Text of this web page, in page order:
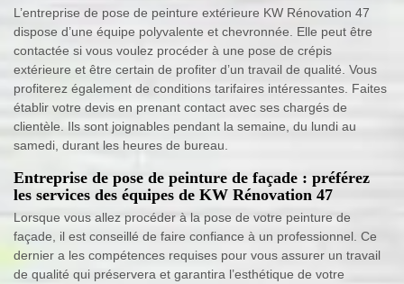
L’entreprise de pose de peinture extérieure KW Rénovation 47
dispose d’une équipe polyvalente et chevronnée. Elle peut être
contactée si vous voulez procéder à une pose de crépis
extérieure et être certain de profiter d’un travail de qualité. Vous
profiterez également de conditions tarifaires intéressantes. Faites
établir votre devis en prenant contact avec ses chargés de
clientèle. Ils sont joignables pendant la semaine, du lundi au
samedi, durant les heures de bureau.
Entreprise de pose de peinture de façade : préférez
les services des équipes de KW Rénovation 47
Lorsque vous allez procéder à la pose de votre peinture de
façade, il est conseillé de faire confiance à un professionnel. Ce
dernier a les compétences requises pour vous assurer un travail
de qualité qui préservera et garantira l’esthétique de votre